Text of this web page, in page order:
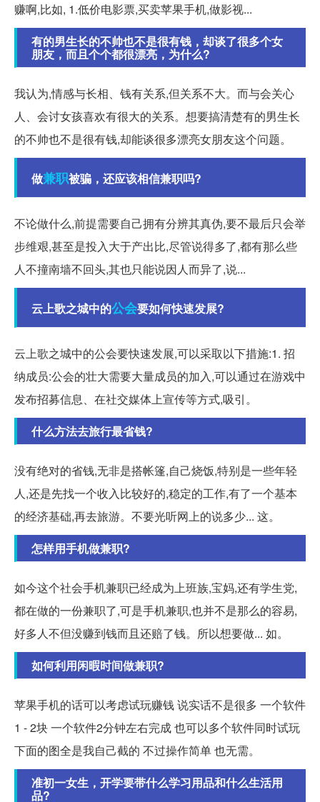
赚啊,比如, 1.低价电影票,买卖苹果手机,做影视...
有的男生长的不帅也不是很有钱，却谈了很多个女
朋友，而且个个都很漂亮，为什么?
我认为,情感与长相、钱有关系,但关系不大。而与会关心
人、会讨女孩喜欢有很大的关系。想要搞清楚有的男生长
的不帅也不是很有钱,却能谈很多漂亮女朋友这个问题。
做兼职被骗，还应该相信兼职吗?
不论做什么,前提需要自己拥有分辨其真伪,要不最后只会举
步维艰,甚至是投入大于产出比,尽管说得多了,都有那么些
人不撞南墙不回头,其也只能说因人而异了,说...
云上歌之城中的公会要如何快速发展?
云上歌之城中的公会要快速发展,可以采取以下措施:1. 招
纳成员:公会的壮大需要大量成员的加入,可以通过在游戏中
发布招募信息、在社交媒体上宣传等方式,吸引。
什么方法去旅行最省钱?
没有绝对的省钱,无非是搭帐篷,自己烧饭,特别是一些年轻
人,还是先找一个收入比较好的,稳定的工作,有了一个基本
的经济基础,再去旅游。不要光听网上的说多少... 这。
怎样用手机做兼职?
如今这个社会手机兼职已经成为上班族,宝妈,还有学生党,
都在做的一份兼职了,可是手机兼职,也并不是那么的容易,
好多人不但没赚到钱而且还赔了钱。所以想要做... 如。
如何利用闲暇时间做兼职?
苹果手机的话可以考虑试玩赚钱 说实话不是很多 一个软件
1 - 2块 一个软件2分钟左右完成 也可以多个软件同时试玩
下面的图全是我自己截的 不过操作简单 也无需。
准初一女生，开学要带什么学习用品和什么生活用
品?